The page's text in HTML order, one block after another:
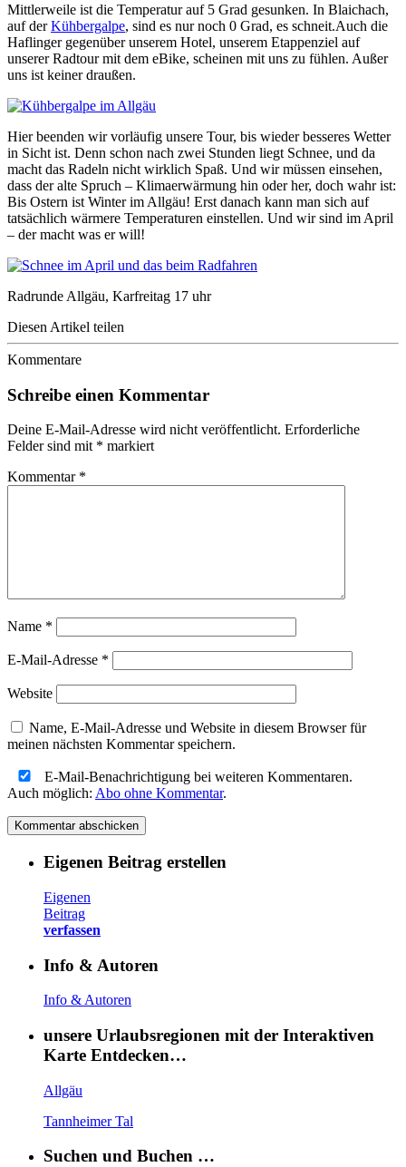
Mittlerweile ist die Temperatur auf 5 Grad gesunken. In Blaichach,
auf derKühbergalpe, sind es nur noch 0 Grad, es schneit.Auch die
Haflinger gegenüber unserem Hotel, unserem Etappenziel auf
unserer Radtour mit dem eBike, scheinen mit uns zu fühlen. Außer
uns ist keiner draußen.
Hier beenden wir vorläufig unsere Tour, bis wieder besseres Wetter
in Sicht ist. Denn schon nach zwei Stunden liegt Schnee, und da
macht das Radeln nicht wirklich Spaß. Und wir müssen einsehen,
dass der alte Spruch – Klimaerwärmung hin oder her, doch wahr ist:
Bis Ostern ist Winter im Allgäu! Erst danach kann man sich auf
tatsächlich wärmere Temperaturen einstellen. Und wir sind im April
– der macht was er will!
Radrunde Allgäu, Karfreitag 17 uhr
Diesen Artikel teilen
Kommentare
Schreibe einen Kommentar
Deine E-Mail-Adresse wird nicht veröffentlicht. Erforderliche
Felder sind mit * markiert
Kommentar *
Name *
E-Mail-Adresse *
Website
Name, E-Mail-Adresse und Website in diesem Browser für
meinen nächsten Kommentar speichern.
E-Mail-Benachrichtigung bei weiteren Kommentaren.
Auch möglich: Abo ohne Kommentar.
Eigenen Beitrag erstellen
Eigenen
Beitrag
verfassen
Info & Autoren
Info & Autoren
unsere Urlaubsregionen mit der Interaktiven
Karte Entdecken…
Allgäu
Tannheimer Tal
Suchen und Buchen …